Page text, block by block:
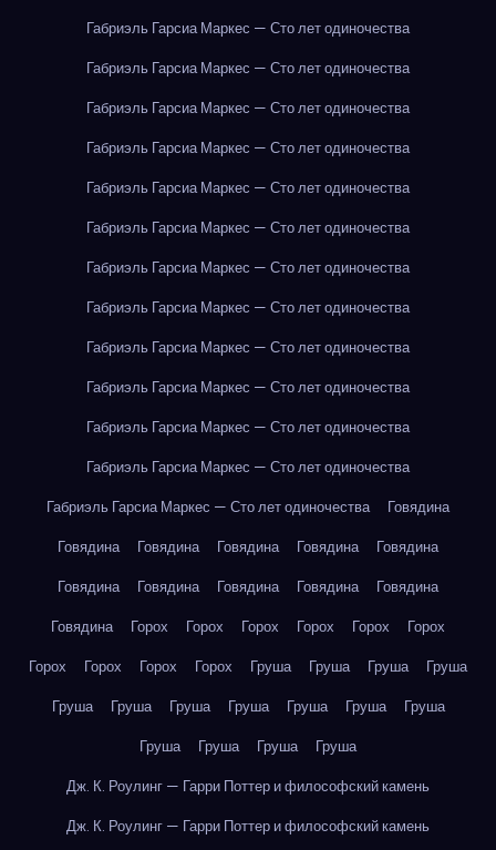
Габриэль Гарсиа Маркес — Сто лет одиночества
Габриэль Гарсиа Маркес — Сто лет одиночества
Габриэль Гарсиа Маркес — Сто лет одиночества
Габриэль Гарсиа Маркес — Сто лет одиночества
Габриэль Гарсиа Маркес — Сто лет одиночества
Габриэль Гарсиа Маркес — Сто лет одиночества
Габриэль Гарсиа Маркес — Сто лет одиночества
Габриэль Гарсиа Маркес — Сто лет одиночества
Габриэль Гарсиа Маркес — Сто лет одиночества
Габриэль Гарсиа Маркес — Сто лет одиночества
Габриэль Гарсиа Маркес — Сто лет одиночества
Габриэль Гарсиа Маркес — Сто лет одиночества
Габриэль Гарсиа Маркес — Сто лет одиночества
Говядина
Говядина
Говядина Говядина Говядина
Говядина
Говядина
Говядина Говядина Говядина
Говядина
Говядина
Горох Горох Горох Горох Горох
Горох
Горох
Горох Горох Горох Груша Груша Груша
Груша
Груша
Груша Груша Груша Груша Груша
Груша
Груша
Груша Груша
Груша
Дж. К. Роулинг — Гарри Поттер и философский камень
Дж. К. Роулинг — Гарри Поттер и философский камень